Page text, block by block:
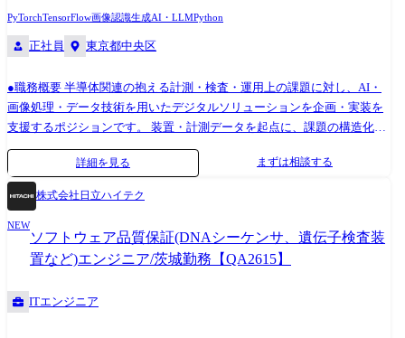
スの整理・展開 ・新技術・新ツールの調査・評価・導入によるシステム
のものが主業務ではありませんが、AI開発プロセスに日常的に関わる立
場となります。 ●開発環境 ・OS/インフラ: Linuxサーバー、GPUサーバー
・CI/CD: GitHub Actions ・コンテナ技術: Kubernetes、Docker ・IaC
(Infrastructure as Code): 該当ツール ・監視・可観測性: Prometheus、
Grafana ・ML基盤: PyTorch、TensorFlowを用いた環境
PyTorchTensorFlow画像認識生成AI・LLMPython
正社員 東京都中央区
●職務概要 半導体関連の抱える計測・検査・運用上の課題に対し、AI・
画像処理・データ技術を用いたデジタルソリューションを企画・実装を
支援するポジションです。 装置・計測データを起点に、課題の構造化・
仮説立案、最先端のAI・データ技術の活用や最適なツールの選定、開発
スコープの定義など、上流工程から携わっていただきます。 要件定義か
らデータ分析モデルの構築、ソフトウェア実装までの一連のプロセスを
チームで推進し、単なる分析・PoC要員ではなく、プロジェクト/チーム
のサブリーダーとして、上流工程から実装までを主導的に推進する役割
を期待しています。 また、成果物の権利化・学会発表までを担います。
●職務詳細 以下の業務をチームのサブリーダーとしてリード・推進して
製造プロセスに関する課題の整理・構造化 ・装置データ・画像データを
詳細を見る まずは相談する
株式会社日立ハイテク
NEW
ソフトウェア品質保証(DNAシーケンサ、遺伝子検査装
置など)エンジニア/茨城勤務【QA2615】
ITエンジニア